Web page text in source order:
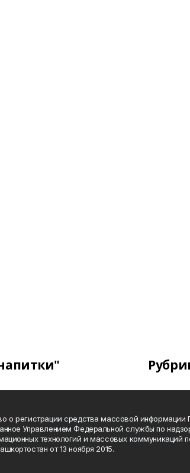
о регистрации средства массовой
Управлением Федеральной службы по
технологий и массовых коммуникаций
от 13 ноября 2015.